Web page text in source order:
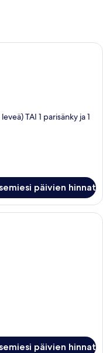
jossa on sänky, sohva,
TAI 1 parisänky ja 1
päivien hinnat
jossa on sänky,
päivien hinnat